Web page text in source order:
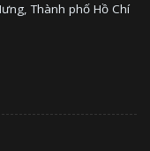
Thành phố Hồ Chí